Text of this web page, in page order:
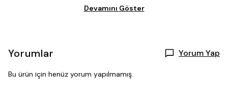
Devamını Göster
Yorumlar Yorum Yap
Bu ürün için henüz yorum yapılmamış.